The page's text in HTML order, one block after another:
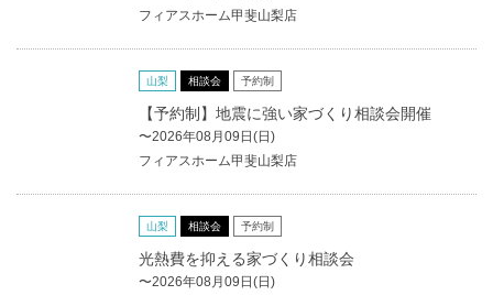
フィアスホーム甲斐山梨店
山梨 相談会 予約制
【予約制】地震に強い家づくり相談会開催
〜2026年08月09日(日)
フィアスホーム甲斐山梨店
山梨 相談会 予約制
光熱費を抑える家づくり相談会
〜2026年08月09日(日)